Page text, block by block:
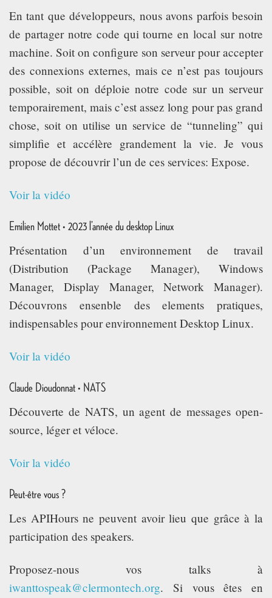
En tant que développeurs, nous avons parfois besoin
de partager notre code qui tourne en local sur notre
machine. Soit on configure son serveur pour accepter
des connexions externes, mais ce n’est pas toujours
possible, soit on déploie notre code sur un serveur
temporairement, mais c’est assez long pour pas grand
chose, soit on utilise un service de “tunneling” qui
simplifie et accélère grandement la vie. Je vous
propose de découvrir l’un de ces services: Expose.
Voir la vidéo
Emilien Mottet • 2023 l’année du desktop Linux
Présentation d’un environnement de travail
(Distribution (Package Manager), Windows
Manager, Display Manager, Network Manager).
Découvrons ensenble des elements pratiques,
indispensables pour environnement Desktop Linux.
Voir la vidéo
Claude Dioudonnat • NATS
Découverte de NATS, un agent de messages open-
source, léger et véloce.
Voir la vidéo
Peut-être vous ?
Les APIHours ne peuvent avoir lieu que grâce à la
participation des speakers.
Proposez-nous vos talks à
iwanttospeak@clermontech.org. Si vous êtes en